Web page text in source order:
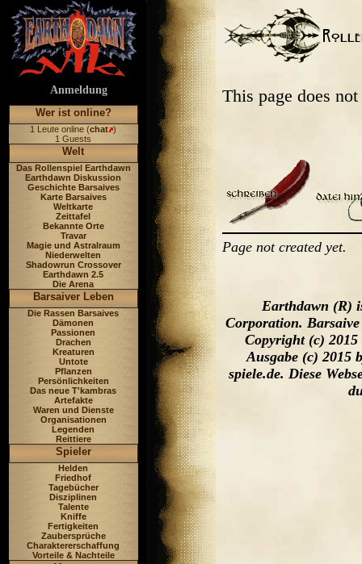
Anmeldung
Wer ist online?
1 Leute online (chat )
1 Guests
Welt
Das Rollenspiel Earthdawn
Earthdawn Diskussion
Geschichte Barsaives
Karte Barsaives
Weltkarte
Zeittafel
Bekannte Orte
Travar
Magie und Astralraum
Niederwelten
Shadowrun Crossover
Earthdawn 2.5
Die Arena
Barsaiver Leben
Die Rassen Barsaives
Dämonen
Passionen
Drachen
Kreaturen
Untote
Pflanzen
Persönlichkeiten
Das neue T'kambras
Artefakte
Waren und Dienste
Organisationen
Legenden
Reittiere
Spieler
Helden
Friedhof
Tagebücher
Disziplinen
Talente
Kniffe
Fertigkeiten
Zaubersprüche
Charaktererschaffung
Vorteile & Nachteile
This page does
Page not created yet.
Earthdawn (R)
Corporation.
Copyright (c)
Ausgabe (c) 2015
spiele.de. Diese